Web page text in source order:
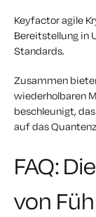
Keyfactor agile
Bereitstellung in
Standards.
Zusammen
wiederholbaren
beschleunigt,
auf das
FAQ:
von